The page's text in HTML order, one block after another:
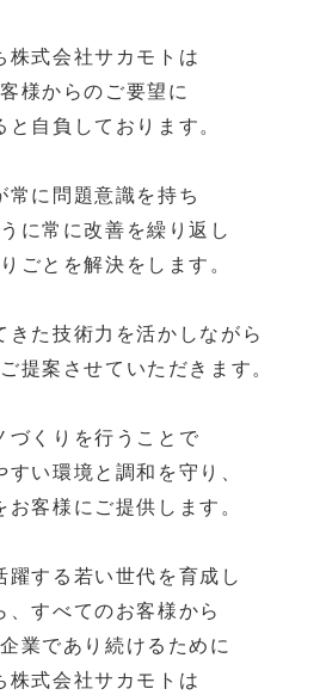
株式会社サカモトは
様からのご要望に
と自負しております。
常に問題意識を持ち
に常に改善を繰り返し
ごとを解決をします。
きた技術力を活かしながら
提案させていただきます。
づくりを行うことで
すい環境と調和を守り、
お客様にご提供します。
躍する若い世代を育成し
、すべてのお客様から
業であり続けるために
株式会社サカモトは